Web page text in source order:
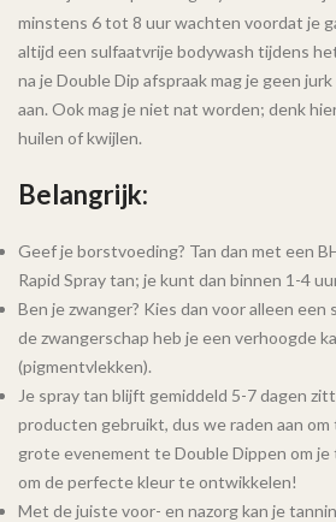
minstens 6 tot 8 uur wachten voordat je
altijd een sulfaatvrije bodywash tijdens
na je Double Dip afspraak mag je geen
aan. Ook mag je niet nat worden; denk
huilen of kwijlen.
Belangrijk:
Geef je borstvoeding? Tan dan met een
Rapid Spray tan; je kunt dan binnen 1-4
Ben je zwanger? Kies dan voor alleen een
de zwangerschap heb je een verhoogde
(pigmentvlekken).
Je spray tan blijft gemiddeld 5-7 dagen
producten gebruikt, dus we raden aan
grote evenement te Double Dippen om
om de perfecte kleur te ontwikkelen!
Met de juiste voor- en nazorg kan je